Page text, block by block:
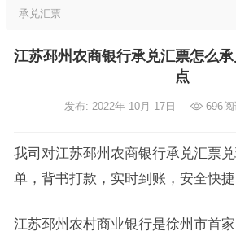
承兑汇票
江苏邳州农商银行承兑汇票怎么
点
发布: 2022年 10月 17日 696
我司对江苏邳州农商银行承兑汇票
单，背书打款，实时到账，安全快捷
江苏邳州农村商业银行是徐州市首